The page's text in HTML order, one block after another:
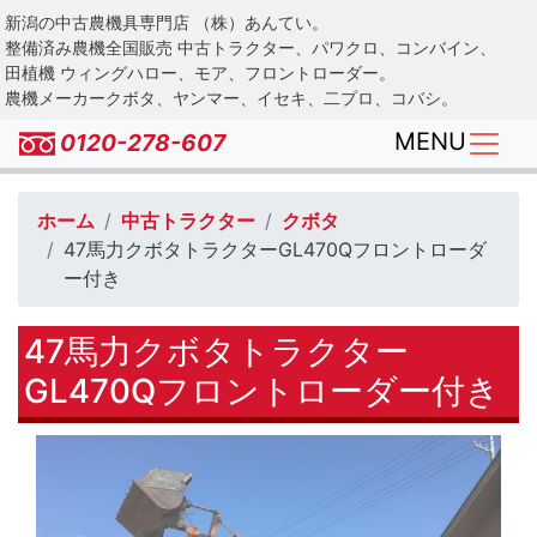
Skip
to
main
content
新潟の中古農機具専門店 （株）あんてい。
整備済み農機全国販売 中古トラクター、パワクロ、コンバイン、
田植機 ウィングハロー、モア、フロントローダー。
農機メーカークボタ、ヤンマー、イセキ、二プロ、コバシ。
0120-278-607 MENU
ホーム 中古トラクター
クボタ
47馬力クボタトラクターGL470Qフロントローダ
ー付き
47馬力クボタトラクター
GL470Qフロントローダー付き